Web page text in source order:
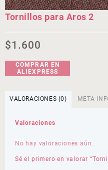
Tornillos para Aros 2
$1.600
COMPRAR EN
ALIEXPRESS
VALORACIONES (0) META
Valoraciones
No hay valoraciones aún.
Sé el primero en valorar